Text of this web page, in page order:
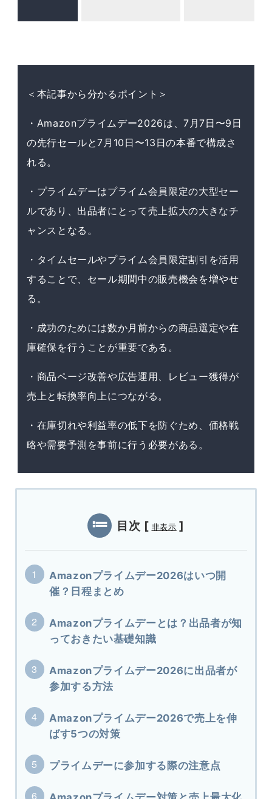
＜本記事から分かるポイント＞
・Amazonプライムデー2026は、7月7日〜9日
の先行セールと7月10日〜13日の本番で構成さ
れる。
・プライムデーはプライム会員限定の大型セー
ルであり、出品者にとって売上拡大の大きなチ
ャンスとなる。
・タイムセールやプライム会員限定割引を活用
することで、セール期間中の販売機会を増やせ
る。
・成功のためには数か月前からの商品選定や在
庫確保を行うことが重要である。
・商品ページ改善や広告運用、レビュー獲得が
売上と転換率向上につながる。
・在庫切れや利益率の低下を防ぐため、価格戦
略や需要予測を事前に行う必要がある。
目次 [ 非表示 ]
Amazonプライムデー2026はいつ開
催？日程まとめ
Amazonプライムデーとは？出品者が知
っておきたい基礎知識
Amazonプライムデー2026に出品者が
参加する方法
Amazonプライムデー2026で売上を伸
ばす5つの対策
プライムデーに参加する際の注意点